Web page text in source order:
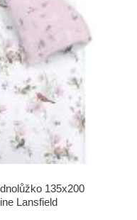
135x200
Lansfield